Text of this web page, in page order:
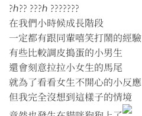
?ℎ?? ???ℎ ???????
在我們小時候成長階段
一定都有跟同輩嘻笑打鬧的經驗
有些比較調皮搗蛋的小男生
還會刻意拉拉小女生的馬尾
就為了看看女生不開心的小反應
但我完全沒想到這樣子的情境